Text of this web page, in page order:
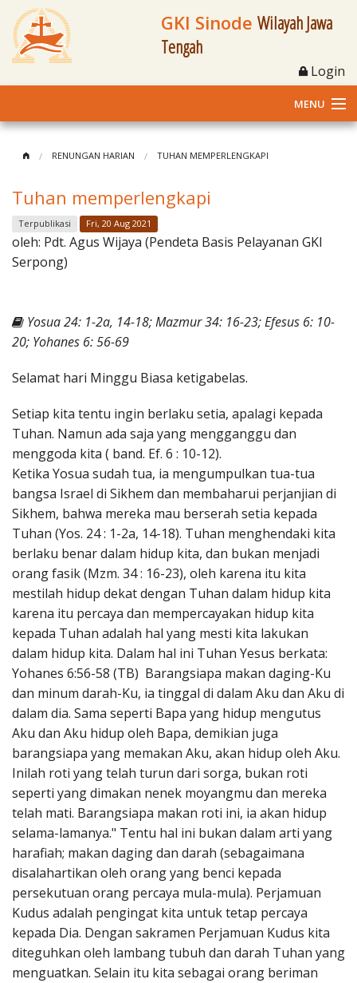
GKI Sinode Wilayah Jawa
Tengah
Login
MENU
Klasis dan Jemaat
Berita Kegiatan
Materi
Penerbitan
RENUNGAN HARIAN TUHAN MEMPERLENGKAPI
Tuhan memperlengkapi
Terpublikasi Fri, 20 Aug 2021
oleh: Pdt. Agus Wijaya (Pendeta Basis Pelayanan GKI
Serpong)
Yosua 24: 1-2a, 14-18; Mazmur 34: 16-23; Efesus 6: 10-
20; Yohanes 6: 56-69
Selamat hari Minggu Biasa ketigabelas.
Setiap kita tentu ingin berlaku setia, apalagi kepada
Tuhan. Namun ada saja yang mengganggu dan
menggoda kita ( band. Ef. 6 : 10-12).
Ketika Yosua sudah tua, ia mengumpulkan tua-tua
bangsa Israel di Sikhem dan membaharui perjanjian di
Sikhem, bahwa mereka mau berserah setia kepada
Tuhan (Yos. 24 : 1-2a, 14-18). Tuhan menghendaki kita
berlaku benar dalam hidup kita, dan bukan menjadi
orang fasik (Mzm. 34 : 16-23), oleh karena itu kita
mestilah hidup dekat dengan Tuhan dalam hidup kita
karena itu percaya dan mempercayakan hidup kita
kepada Tuhan adalah hal yang mesti kita lakukan
dalam hidup kita. Dalam hal ini Tuhan Yesus berkata:
Yohanes 6:56-58 (TB) Barangsiapa makan daging-Ku
dan minum darah-Ku, ia tinggal di dalam Aku dan Aku di
dalam dia. Sama seperti Bapa yang hidup mengutus
Aku dan Aku hidup oleh Bapa, demikian juga
barangsiapa yang memakan Aku, akan hidup oleh Aku.
Inilah roti yang telah turun dari sorga, bukan roti
seperti yang dimakan nenek moyangmu dan mereka
telah mati. Barangsiapa makan roti ini, ia akan hidup
selama-lamanya." Tentu hal ini bukan dalam arti yang
harafiah; makan daging dan darah (sebagaimana
disalahartikan oleh orang yang benci kepada
persekutuan orang percaya mula-mula). Perjamuan
Kudus adalah pengingat kita untuk tetap percaya
kepada Dia. Dengan sakramen Perjamuan Kudus kita
diteguhkan oleh lambang tubuh dan darah Tuhan yang
menguatkan. Selain itu kita sebagai orang beriman